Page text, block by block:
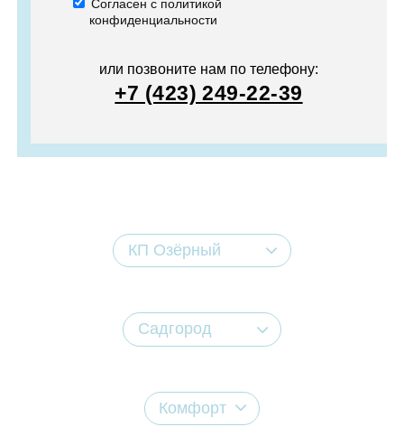
Согласен с политикой
конфиденциальности
или позвоните нам по телефону:
+7 (423) 249-22-39
КП Озёрный
Садгород
Комфорт